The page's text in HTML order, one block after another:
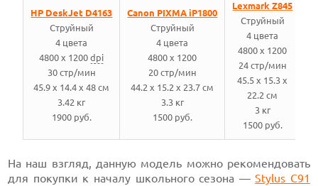
HP DeskJet D4163
Струйный
4 цвета
4800 x 1200dpi
30 стр/мин
45.9 x 14.4 x 48 см
3.42 кг
1900 руб.
Canon PIXMA iP1800
Струйный
4 цвета
4800 x 1200
20 стр/мин
44.2 x 15.2 x 23.7 см
3.3 кг
1500 руб.
Lexmark Z845
Струйный
4 цвета
4800 x 1200
24 стр/мин
45.5 x 15.3 x
22.2 см
3 кг
1500 руб.
На наш взгляд, данную модель можно рекомендовать
для покупки к началу школьного сезона —Stylus C91